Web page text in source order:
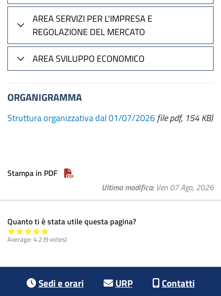
AREA SERVIZI PER L'IMPRESA E
REGOLAZIONE DEL MERCATO
AREA SVILUPPO ECONOMICO
ORGANIGRAMMA
Struttura organizzativa dal 01/07/2026file pdf, 154 KB)
Stampa in PDF
Ultima modifica Ven 07 Ago, 2026
Quanto ti è stata utile questa pagina?
Average: 4.2(9 votes)
Sedi e orari URP Contatti